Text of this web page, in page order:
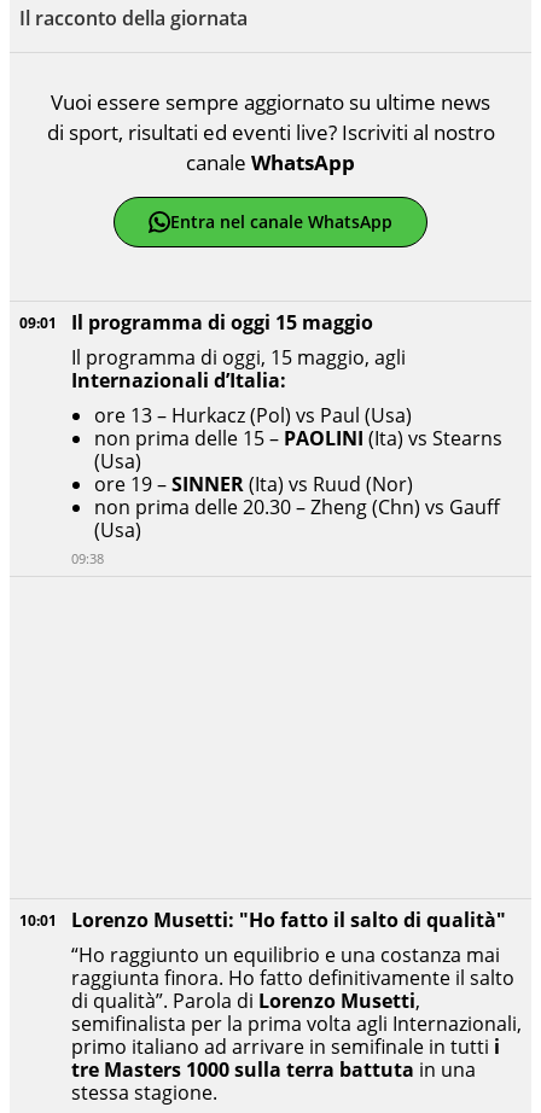
Il racconto della giornata
10:01
Lorenzo Musetti: "Ho fatto il salto di qualità"
“Ho raggiunto un equilibrio e una costanza mai
raggiunta finora. Ho fatto definitivamente il salto
di qualità”. Parola di Lorenzo Musetti,
semifinalista per la prima volta agli Internazionali,
primo italiano ad arrivare in semifinale in tutti i
tre Masters 1000 sulla terra battuta in una
stessa stagione.
09:01
Il programma di oggi 15 maggio
Il programma di oggi, 15 maggio, agli
Internazionali d’Italia:
ore 13 – Hurkacz (Pol) vs Paul (Usa)
non prima delle 15 – PAOLINI(Ita) vs Stearns
(Usa)
ore 19 –SINNER(Ita) vs Ruud (Nor)
non prima delle 20.30 – Zheng (Chn) vs Gauff
(Usa)
09:38
Vuoi essere sempre aggiornato su ultime news
di sport, risultati ed eventi live? Iscriviti al nostro
canale WhatsApp
Entra nel canale WhatsApp